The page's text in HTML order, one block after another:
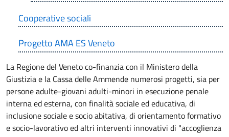
Cooperative sociali
Progetto AMA ES Veneto
La Regione del Veneto co-finanzia con il Ministero della
Giustizia e la Cassa delle Ammende numerosi progetti, sia per
persone adulte-giovani adulti-minori in esecuzione penale
interna ed esterna, con finalità sociale ed educativa, di
inclusione sociale e socio abitativa, di orientamento formativo
e socio-lavorativo ed altri interventi innovativi di "accoglienza